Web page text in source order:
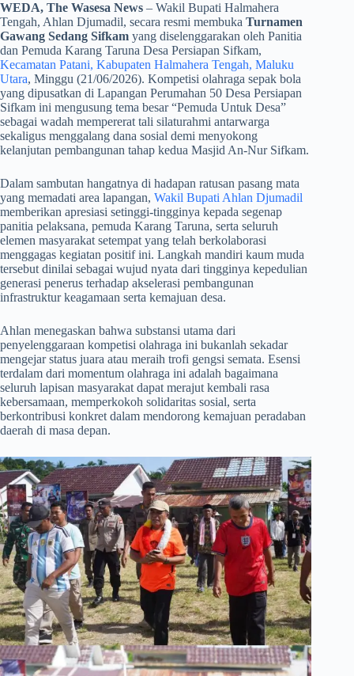
WEDA, The Wasesa News – Wakil Bupati Halmahera
Tengah, Ahlan Djumadil, secara resmi membuka Turnamen
Gawang Sedang Sifkam yang diselenggarakan oleh Panitia
dan Pemuda Karang Taruna Desa Persiapan Sifkam,
Kecamatan Patani, Kabupaten Halmahera Tengah, Maluku
Utara, Minggu (21/06/2026). Kompetisi olahraga sepak bola
yang dipusatkan di Lapangan Perumahan 50 Desa Persiapan
Sifkam ini mengusung tema besar “Pemuda Untuk Desa”
sebagai wadah mempererat tali silaturahmi antarwarga
sekaligus menggalang dana sosial demi menyokong
kelanjutan pembangunan tahap kedua Masjid An-Nur Sifkam.
​Dalam sambutan hangatnya di hadapan ratusan pasang mata
yang memadati area lapangan, Wakil Bupati Ahlan Djumadil
memberikan apresiasi setinggi-tingginya kepada segenap
panitia pelaksana, pemuda Karang Taruna, serta seluruh
elemen masyarakat setempat yang telah berkolaborasi
menggagas kegiatan positif ini. Langkah mandiri kaum muda
tersebut dinilai sebagai wujud nyata dari tingginya kepedulian
generasi penerus terhadap akselerasi pembangunan
infrastruktur keagamaan serta kemajuan desa.
​Ahlan menegaskan bahwa substansi utama dari
penyelenggaraan kompetisi olahraga ini bukanlah sekadar
mengejar status juara atau meraih trofi gengsi semata. Esensi
terdalam dari momentum olahraga ini adalah bagaimana
seluruh lapisan masyarakat dapat merajut kembali rasa
kebersamaan, memperkokoh solidaritas sosial, serta
berkontribusi konkret dalam mendorong kemajuan peradaban
daerah di masa depan.